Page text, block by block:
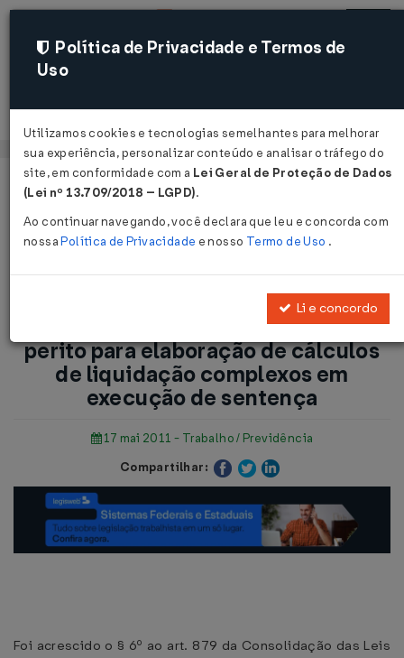
Acessar
Página Inicial
Notícias
cálculos de liquidação complexos em execução de sentença...
Voltar
Trabalhismo - Juiz poderá nomear
perito para elaboração de cálculos
de liquidação complexos em
execução de sentença
17 mai 2011 - Trabalho / Previdência
Compartilhar:
Foi acrescido o § 6º ao art. 879 da Consolidação das Leis
Política de Privacidade e Termos de
Uso
Utilizamos cookies e tecnologias semelhantes para melhorar
sua experiência, personalizar conteúdo e analisar o tráfego do
site, em conformidade com a Lei Geral de Proteção de Dados
(Lei nº 13.709/2018 – LGPD).
Ao continuar navegando, você declara que leu e concorda com
nossaPolítica de Privacidade e nosso Termo de Uso .
Li e concordo